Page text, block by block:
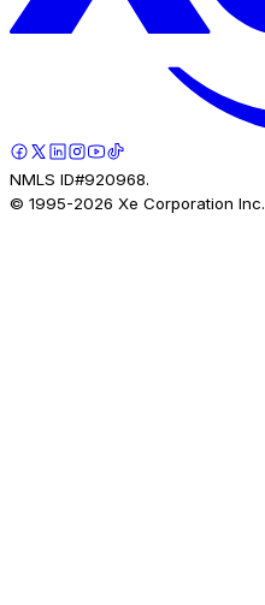
NMLS ID#920968.
© 1995-2026 Xe Corporation Inc.